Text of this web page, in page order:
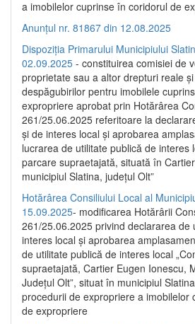
a imobilelor cuprinse în coridorul de
Anunțul nr. 81867 din 12.08.2025
Dispoziția Primarului Municipiului
02.09.2025 - constituirea comisiei de
proprietate sau a altor drepturi reale
despăgubirilor pentru imobilele
expropriere aprobat prin Hotărârea
261/25.06.2025 referitoare la
și de interes local și aprobarea
lucrarea de utilitate publică de interes
parcare supraetajată, situată în
municipiul Slatina, județul Olt”
Hotărârea Consiliului Local al
15.09.2025- modificarea Hotărârii
261/25.06.2025 privind declararea de
interes local și aprobarea
de utilitate publică de interes local
supraetajată, Cartier Eugen Ionescu,
Județul Olt”, situat în municipiul
procedurii de expropriere a imobilelor
de expropriere